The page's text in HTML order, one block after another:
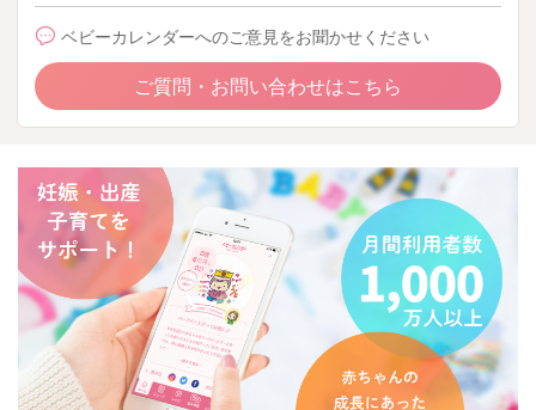
ベビーカレンダーへのご意見をお聞かせください
ご質問・お問い合わせはこちら